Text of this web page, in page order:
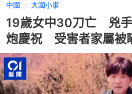
中國 大國小事
19歲女中30刀亡 兇
炮慶祝 受害者家屬被